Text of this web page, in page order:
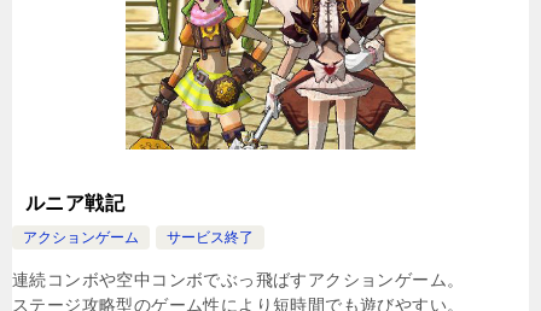
ルニア戦記
アクションゲーム サービス終了
連続コンボや空中コンボでぶっ飛ばすアクションゲーム。
ステージ攻略型のゲーム性により短時間でも遊びやすい。